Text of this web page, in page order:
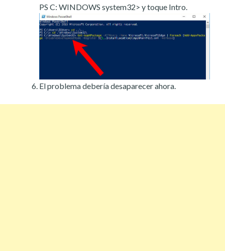
PS C: WINDOWS system32> y toque Intro.
El problema debería desaparecer ahora.